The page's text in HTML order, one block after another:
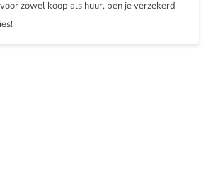
zowel koop als huur, ben je verzekerd